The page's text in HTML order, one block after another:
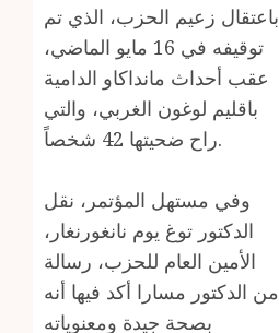
باعتقال زعيم الحزب، الذي تم
توقيفه في 16 مايو الماضي،
عقب أحداث مانداكاو الدامية
باقليم لوغون الغربي، والتي
راح ضحيتها 42 شخصاً.
وفي مستهل المؤتمر، نقل
الدكتور توغ يوم نانغورنغار،
الأمين العام للحزب، رسالة
من الدكتور مسارا أكد فيها أنه
بصحة جيدة ومعنوياته